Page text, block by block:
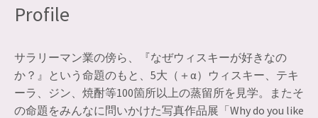
Profile
サラリーマン業の傍ら、『なぜウィスキーが好きなの
か？』という命題のもと、5大（＋α）ウィスキー、テキ
ーラ、ジン、焼酎等100箇所以上の蒸留所を見学。またそ
の命題をみんなに問いかけた写真作品展「Why do you like